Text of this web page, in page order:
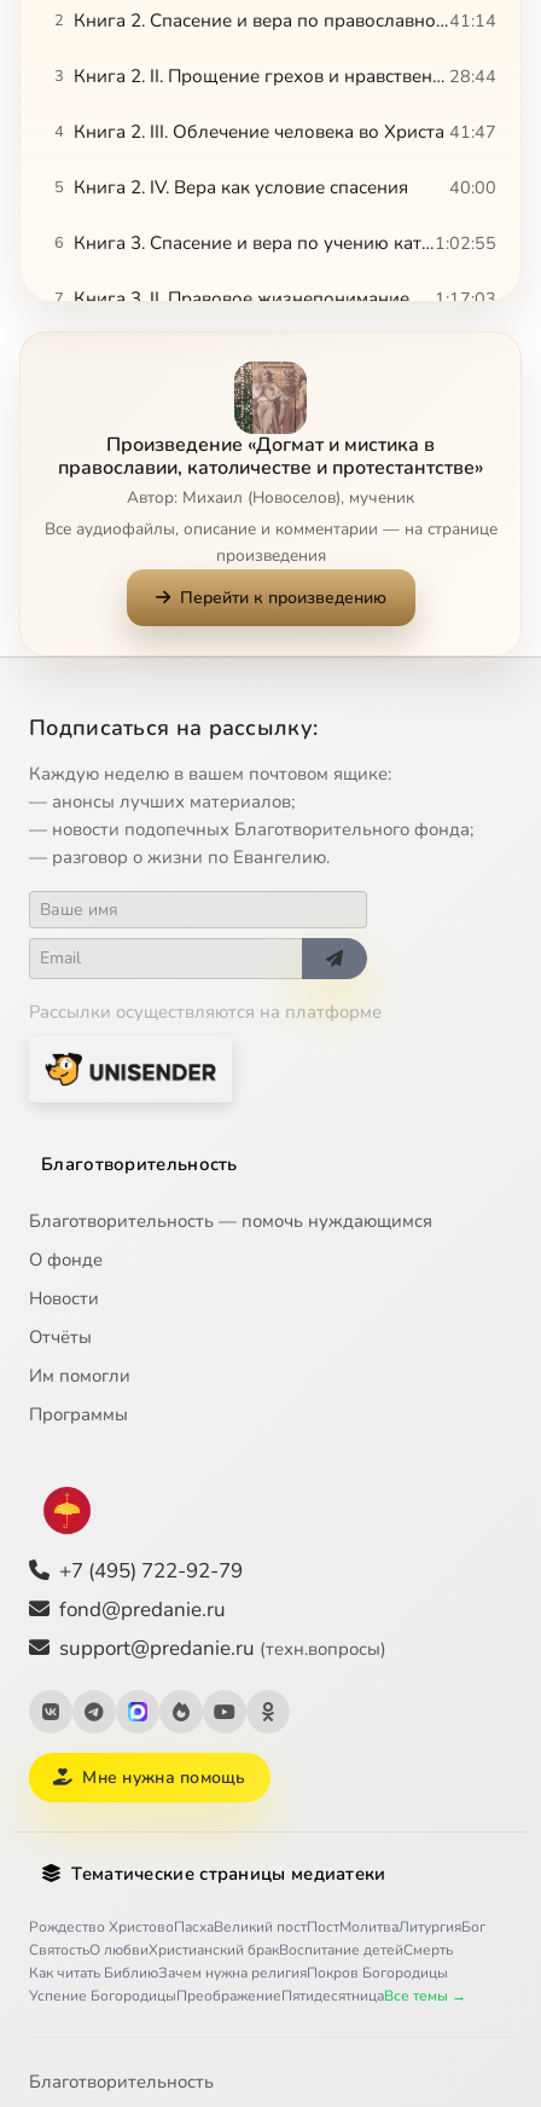
2 Книга 2. Спасение и вера по православному учени. I. Общее понятие о спасении41:14
3 Книга 2. II. Прощение грехов и нравственное изменение человека 28:44
4 Книга 2. III. Облечение человека во Христа 41:47
5 Книга 2. IV. Вера как условие спасения 40:00
6 Книга 3. Спасение и вера по учению католическому и протестантскому. I. Правовое жизнепонимание в католичестве и протестантстве1:02:55
7 Книга 3. II. Правовое жизнепонимание пред судом Св. Писания и Св. Предания 1:17:03
10 Книга 4. Часть II. Характерные черты из жизни и учения католических святых44:52
Произведение «Догмат и мистика в
православии, католичестве и протестантстве»
Автор: Михаил (Новоселов), мученик
Все аудиофайлы, описание и комментарии — на странице
произведения
Перейти к произведению
Подписаться на рассылку:
Каждую неделю в вашем почтовом ящике:
— анонсы лучших материалов;
— новости подопечных Благотворительного фонда;
— разговор о жизни по Евангелию.
Рассылки осуществляются на платформе
Благотворительность
Благотворительность — помочь нуждающимся
О фонде
Новости
Отчёты
Им помогли
Программы
+7 (495) 722-92-79
fond@predanie.ru
support@predanie.ru (техн.вопросы)
Мне нужна помощь
Тематические страницы медиатеки
Рождество ХристовоПасхаВеликий постПостМолитваЛитургияБог
СвятостьО любвиХристианский бракВоспитание детейСмерть
Как читать БиблиюЗачем нужна религияПокров Богородицы
Успение БогородицыПреображениеПятидесятницаВсе темы →
Благотворительность